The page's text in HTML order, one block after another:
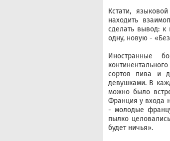
Кстати,
находить
сделать вывод: к
одну, новую -
Иностранные
сортов пива и
девушками. В
можно было
Франция у входа
- молодые
пылко
будет ничья».